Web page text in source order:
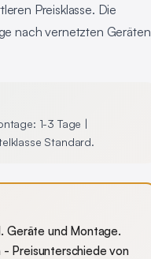
Preisklasse. Die
nach vernetzten Geräten
1-3 Tage |
Standard.
Geräte und Montage.
Preisunterschiede von